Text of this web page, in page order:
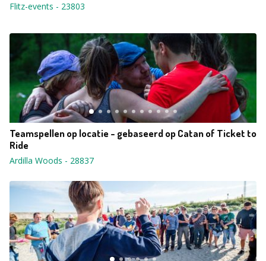
Flitz-events - 23803
Teamspellen op locatie - gebaseerd op Catan of Ticket to
Ride
Ardilla Woods - 28837